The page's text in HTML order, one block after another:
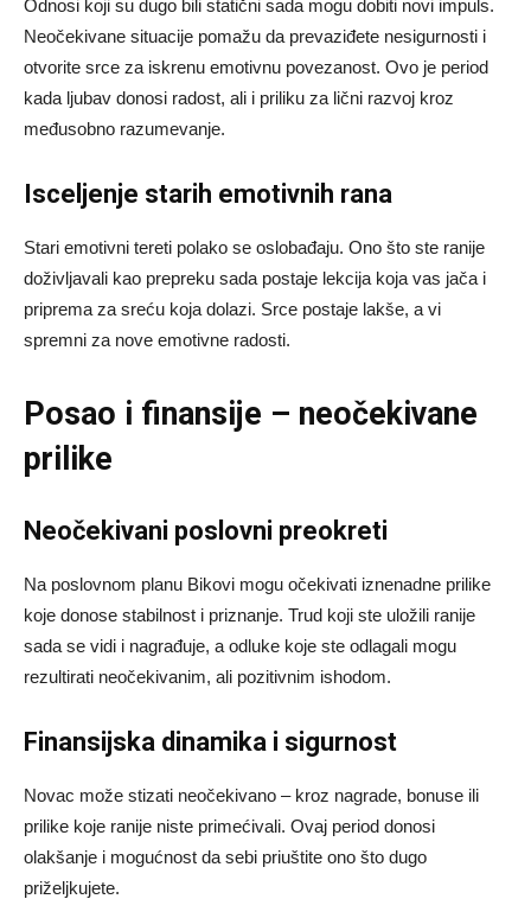
Odnosi koji su dugo bili statični sada mogu dobiti novi impuls.
Neočekivane situacije pomažu da prevaziđete nesigurnosti i
otvorite srce za iskrenu emotivnu povezanost. Ovo je period
kada ljubav donosi radost, ali i priliku za lični razvoj kroz
međusobno razumevanje.
Isceljenje starih emotivnih rana
Stari emotivni tereti polako se oslobađaju. Ono što ste ranije
doživljavali kao prepreku sada postaje lekcija koja vas jača i
priprema za sreću koja dolazi. Srce postaje lakše, a vi
spremni za nove emotivne radosti.
Posao i finansije – neočekivane
prilike
Neočekivani poslovni preokreti
Na poslovnom planu Bikovi mogu očekivati iznenadne prilike
koje donose stabilnost i priznanje. Trud koji ste uložili ranije
sada se vidi i nagrađuje, a odluke koje ste odlagali mogu
rezultirati neočekivanim, ali pozitivnim ishodom.
Finansijska dinamika i sigurnost
Novac može stizati neočekivano – kroz nagrade, bonuse ili
prilike koje ranije niste primećivali. Ovaj period donosi
olakšanje i mogućnost da sebi priuštite ono što dugo
priželjkujete.